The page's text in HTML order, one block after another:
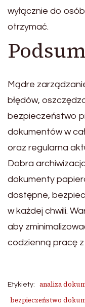
wyłącznie do
otrzymać.
Mądre
błędów,
bezpieczeństwo
dokumentów w
oraz regularna
Dobra
dokumenty
dostępne,
w każdej chwili.
aby
codzienną pracę
Etykiety: analiza
bezpieczeństwo